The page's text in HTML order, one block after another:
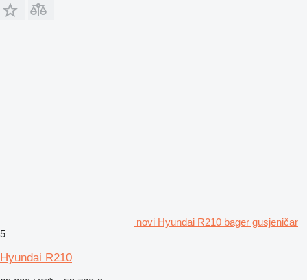
novi Hyundai R210 bager gusjeničar
5
Hyundai R210